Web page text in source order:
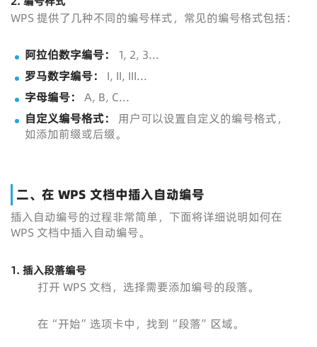
WPS 提供了几种不同的编号样式，常见的编号格式包括：
阿拉伯数字编号：
1, 2, 3...
罗马数字编号：
I, II, III...
字母编号：
A, B, C...
自定义编号格式：
用户可以设置自定义的编号格式，
如添加前缀或后缀。
二、在 WPS 文档中插入自动编号
插入自动编号的过程非常简单，下面将详细说明如何在
WPS 文档中插入自动编号。
1. 插入段落编号
打开 WPS 文档，选择需要添加编号的段落。
在“开始”选项卡中，找到“段落”区域。